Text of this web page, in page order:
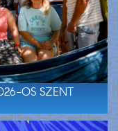
OS SZENT